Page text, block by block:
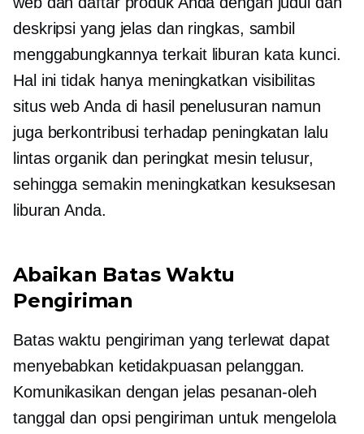
deskripsi yang jelas dan ringkas, sambil
menggabungkannyaterkait liburan kata kunci.
Hal ini tidak hanya meningkatkan visibilitas
situs web Anda di hasil penelusuran namun
juga berkontribusi terhadap peningkatan lalu
lintas organik dan peringkat mesin telusur,
sehingga semakin meningkatkan kesuksesan
liburan Anda.
Abaikan Batas Waktu
Pengiriman
Batas waktu pengiriman yang terlewat dapat
menyebabkan ketidakpuasan pelanggan.
Komunikasikan dengan jelas pesanan-oleh
tanggal dan opsi pengiriman untuk mengelola